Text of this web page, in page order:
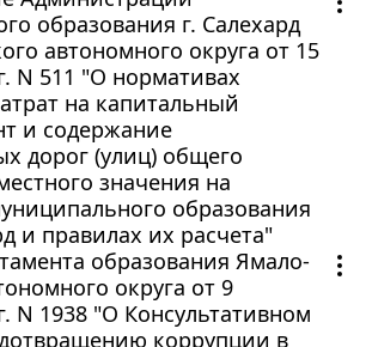
образования г. Салехард
автономного округа от 15
N 511 "О нормативах
на капитальный
и содержание
дорог (улиц) общего
значения на
образования
и правилах их расчета"
образования Ямало-
округа от 9
N 1938 "О Консультативном
коррупции в